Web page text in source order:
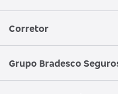
WhatsApp
Central de Atendimento
SAC Bradesco Seguros
Corretor
Seja um corretor
Grupo Bradesco